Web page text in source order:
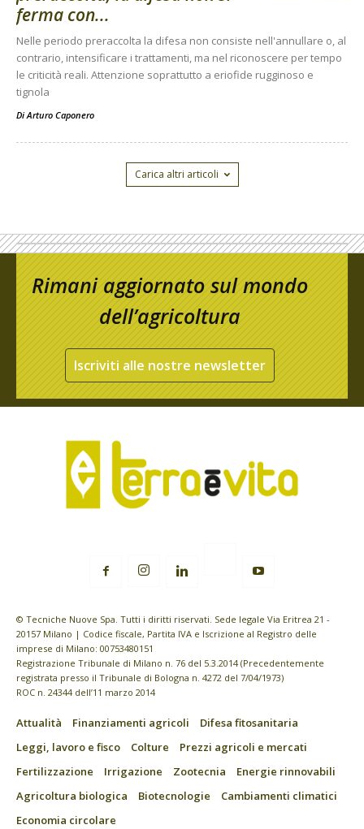
ferma con...
Nelle periodo preraccolta la difesa non consiste nell'annullare o, al
contrario, intensificare i trattamenti, ma nel riconoscere per tempo
le criticità reali. Attenzione soprattutto a eriofide rugginoso e
tignola
DiArturo Caponero
Carica altri articoli
Rimani aggiornato sul mondo
dell’agricoltura
Iscriviti alle nostre newsletter
© Tecniche Nuove Spa. Tutti i diritti riservati. Sede legale Via Eritrea 21 -
20157 Milano | Codice fiscale, Partita IVA e Iscrizione al Registro delle
imprese di Milano: 00753480151
Registrazione Tribunale di Milano n. 76 del 5.3.2014 (Precedentemente
registrata presso il Tribunale di Bologna n. 4272 del 7/04/1973)
ROC n. 24344 dell’11 marzo 2014
Attualità Finanziamenti agricoli
Difesa fitosanitaria
Leggi, lavoro e fisco
Colture
Prezzi agricoli e mercati
Fertilizzazione
Irrigazione Zootecnia
Energie rinnovabili
Agricoltura biologica
Biotecnologie
Cambiamenti climatici
Economia circolare